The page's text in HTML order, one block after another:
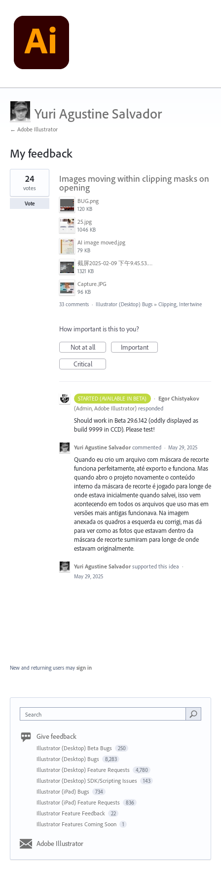
Yuri Agustine Salvador
← Adobe Illustrator
My feedback
1
found
Images moving within clipping masks on
opening
BUG.png
120 KB
25.jpg
1046 KB
AI image moved.jpg
79 KB
截屏2025-02-09 下午9.45.53.png
1321 KB
Capture.JPG
96 KB
24
votes
Vote
33 comments · Illustrator (Desktop) Bugs » Clipping, Intertwine
How important is this to you?
Not at all
Important
Critical
STARTED (AVAILABLE IN BETA) · Egor Chistyakov
(Admin, Adobe Illustrator) responded
Should work in Beta 29.6.142 (oddly displayed as
build 9999 in CCD). Please test!
Yuri Agustine Salvador commented · May 29, 2025
Quando eu crio um arquivo com máscara de recorte
funciona perfeitamente, até exporto e funciona. Mas
quando abro o projeto novamente o conteúdo
interno da máscara de recorte é jogado para longe de
onde estava inicialmente quando salvei, isso vem
acontecendo em todos os arquivos que uso mas em
versões mais antigas funcionava. Na imagem
anexada os quadros a esquerda eu corrigi, mas dá
para ver como as fotos que estavam dentro da
máscara de recorte sumiram para longe de onde
estavam originalmente.
Yuri Agustine Salvador supported this idea ·
May 29, 2025
New and returning users may sign in
Search
Give feedback
Illustrator (Desktop) Beta Bugs 250
Illustrator (Desktop) Bugs 8,283
Illustrator (Desktop) Feature Requests 4,780
Illustrator (Desktop) SDK/Scripting Issues 143
Illustrator (iPad) Bugs 734
Illustrator (iPad) Feature Requests 836
Illustrator Feature Feedback 22
Illustrator Features Coming Soon 1
Adobe Illustrator